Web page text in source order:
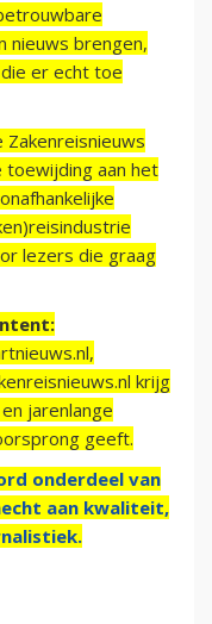
nieuws brengen,
er echt toe
toewijding aan het
lezers die graag
krijg
jarenlange
geeft.
onderdeel van
aan kwaliteit,